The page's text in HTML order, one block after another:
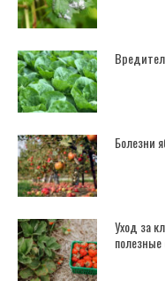
Болезни
Уход за